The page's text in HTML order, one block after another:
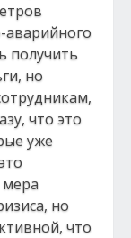
аварийного
получить
но
что это
уже
мера
но
что